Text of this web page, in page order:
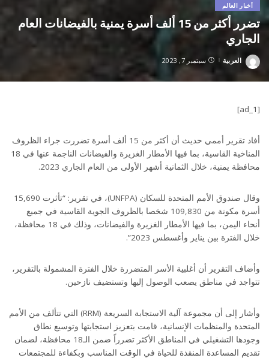
أخبار العالم
تضرر أكثر من 15 ألف أسرة يمنية بالفيضانات العام
الجاري
Posted
العربية سبتمبر 7, 2023
[ad_1]
أفاد تقرير أممي حديث أن أكثر من 15 ألف أسرة تضررت جراء الظروف
المناخية القاسية، بما فيها الأمطار الغزيرة والفيضانات الناجمة عنها في 18
محافظة يمنية، خلال الثمانية أشهر الأولى من العام الجاري 2023.
وقال صندوق الأمم المتحدة للسكان (UNFPA)، في تقرير: “تأثرت 15,690
أسرة مكونة من 109,830 شخصا بالظروف الجوية القاسية في جميع
أنحاء اليمن، بما فيها الأمطار الغزيرة والفيضانات، وذلك في 18 محافظة،
خلال الفترة بين يناير وأغسطس 2023”.
وأضاف التقرير أن أغلبية الأسر المتضررة خلال الفترة المشمولة بالتقرير،
تتواجد في مناطق يصعب الوصول إليها وتستضيف نازحين.
وأشار إلى أن مجموعة آلية الاستجابة السريعة (RRM) التي تتألف من الأمم
المتحدة والمنظمات الإنسانية، قامت بتعزيز استجابتها وتوسيع نطاق
وجودها التشغيلي في المناطق الأكثر تضرراً ضمن الـ18 محافظة، لضمان
تقديم المساعدة المنقذة للحياة في الوقت المناسب وبكفاءة للمجتمعات